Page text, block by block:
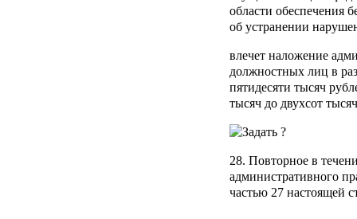
области обеспечения
об устранении
влечет наложение
должностных лиц в
пятидесяти тысяч
тысяч до двухсот
28. Повторное в
административного
частью 27 настоящей